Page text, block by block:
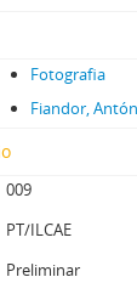
Fotografia
Fiandor,
009
PT/ILCAE
Preliminar